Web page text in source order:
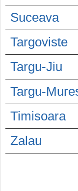
Suceava
Targoviste
Targu-Jiu
Targu-
Timisoara
Zalau